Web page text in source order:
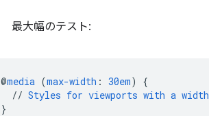
最大幅のテスト:
@media (max-width : 30em)
{
// Styles for viewports with a width
}